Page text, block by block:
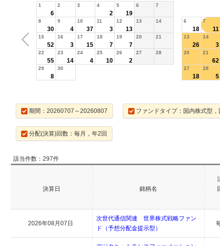
1
6
2 3 4
2
5
19
6 7
8
30
9
4
10
37
11
3
12
13
13 14
15
52
16
3
17
15
18
7
19
7
20 21
22
55
23
14
24
4
25
10
26
2
27 28
29
8
30
6
18
7
11
13
26
14
3
20 21
62
27
18
28
5
期間：20260707～20260807 ファンドタイプ：国内株式型
分配(決算)回数：毎月，年2回
該当件数：297件
決算日 銘柄名
2026年08月07日
次世代通信関連 世界株式戦略ファン
ド（予想分配金提示型）